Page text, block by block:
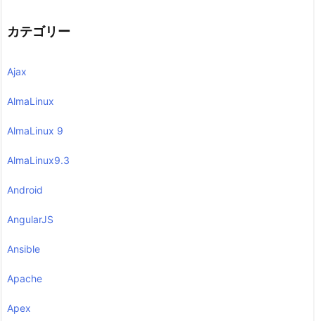
カテゴリー
Ajax
AlmaLinux
AlmaLinux 9
AlmaLinux9.3
Android
AngularJS
Ansible
Apache
Apex